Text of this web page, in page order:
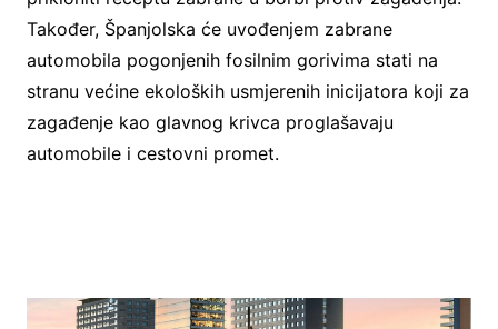
Također, Španjolska će uvođenjem zabrane
automobila pogonjenih fosilnim gorivima stati na
stranu većine ekoloških usmjerenih inicijatora koji za
zagađenje kao glavnog krivca proglašavaju
automobile i cestovni promet.